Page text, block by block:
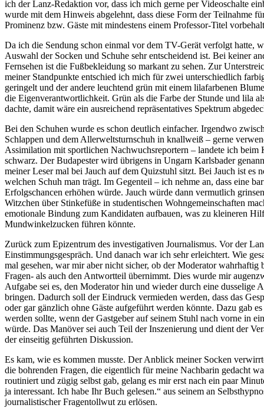
ich der Lanz-Redaktion vor, dass ich mich gerne per Videoschalte
wurde mit dem Hinweis abgelehnt, dass diese Form der Teilnahme
Prominenz bzw. Gäste mit mindestens einem Professor-Titel
Da ich die Sendung schon einmal vor dem TV-Gerät verfolgt hatte,
Auswahl der Socken und Schuhe sehr entscheidend ist. Bei keiner
Fernsehen ist die Fußbekleidung so markant zu sehen. Zur
meiner Standpunkte entschied ich mich für zwei unterschiedlich
geringelt und der andere leuchtend grün mit einem lilafarbenen
die Eigenverantwortlichkeit. Grün als die Farbe der Stunde und lila
dachte, damit wäre ein ausreichend repräsentatives Spektrum
Bei den Schuhen wurde es schon deutlich einfacher. Irgendwo
Schlappen und dem Allerweltsturnschuh in knallweiß – gerne
Assimilation mit sportlichen Nachwuchsreportern – landete ich beim
schwarz. Der Budapester wird übrigens in Ungarn Karlsbader
meiner Leser mal bei Jauch auf dem Quizstuhl sitzt. Bei Jauch ist es
welchen Schuh man trägt. Im Gegenteil – ich nehme an, dass eine
Erfolgschancen erhöhen würde. Jauch würde dann vermutlich
Witzchen über Stinkefüße in studentischen Wohngemeinschaften
emotionale Bindung zum Kandidaten aufbauen, was zu kleineren
Mundwinkelzucken führen könnte.
Zurück zum Epizentrum des investigativen Journalismus. Vor der
Einstimmungsgespräch. Und danach war ich sehr erleichtert. Wie
mal gesehen, war mir aber nicht sicher, ob der Moderator wahrhaftig
Fragen- als auch den Antwortteil übernimmt. Dies wurde mir
Aufgabe sei es, den Moderator hin und wieder durch eine dusselige
bringen. Dadurch soll der Eindruck vermieden werden, dass das
oder gar gänzlich ohne Gäste aufgeführt werden könnte. Dazu gab
werden sollte, wenn der Gastgeber auf seinem Stuhl nach vorne in
würde. Das Manöver sei auch Teil der Inszenierung und dient der
der einseitig geführten Diskussion.
Es kam, wie es kommen musste. Der Anblick meiner Socken
die bohrenden Fragen, die eigentlich für meine Nachbarin gedacht
routiniert und zügig selbst gab, gelang es mir erst nach ein paar
ja interessant. Ich habe Ihr Buch gelesen.“ aus seinem an
journalistischer Fragentollwut zu erlösen.